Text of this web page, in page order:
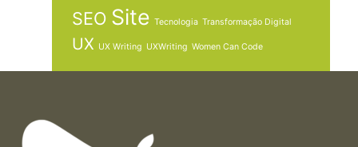
SEO Site Tecnologia Transformação Digital
UX UX Writing UXWriting Women Can Code